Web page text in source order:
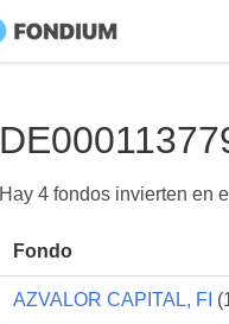
Hay 4 fondos invierten en
Fondo
AZVALOR CAPITAL, FI